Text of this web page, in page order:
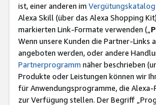
ist, einer anderen im
Alexa Skill (über das Alexa Shopping
markierten Link-Formate verwenden („
Wenn unsere Kunden die Partner-
angeboten werden, oder andere
Partnerprogramm näher beschrieben
Produkte oder Leistungen können wir
für Anwendungsprogramme, die
zur Verfügung stellen. Der Begriff